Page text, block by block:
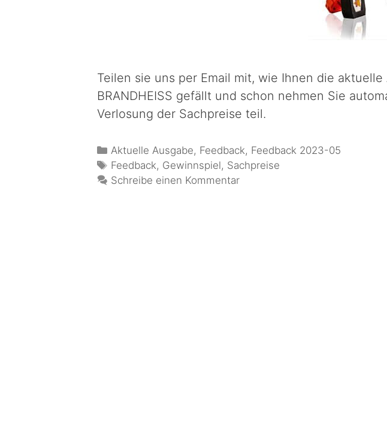
Teilen sie uns per Email mit, wie Ihnen die aktuelle
BRANDHEISS gefällt und schon nehmen Sie
Verlosung der Sachpreise teil.
Aktuelle Ausgabe, Feedback, Feedback 2023-05
Feedback, Gewinnspiel, Sachpreise
Schreibe einen Kommentar